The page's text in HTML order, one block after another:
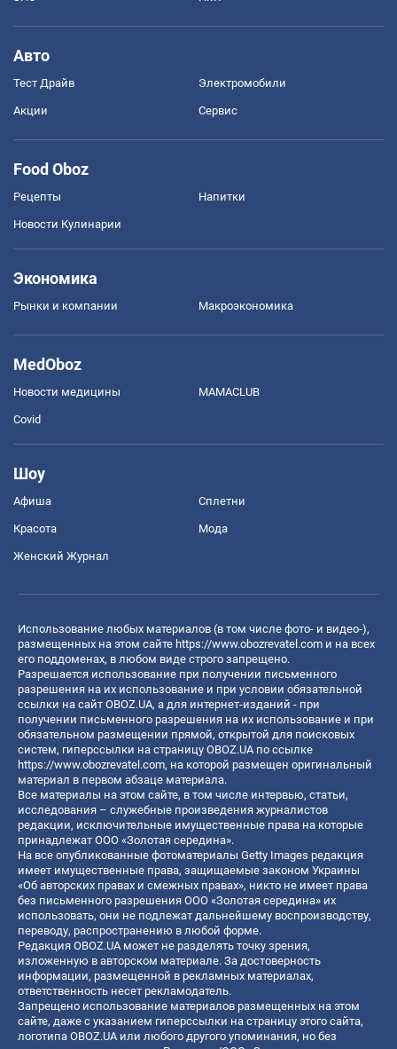
Авто
Тест Драйв Электромобили
Акции Сервис
Food Oboz
Рецепты Напитки
Новости Кулинарии
Экономика
Рынки и компании Mакроэкономика
MedOboz
Новости медицины MAMACLUB
Covid
Шоу
Афиша Сплетни
Красота Мода
Женский Журнал
Использование любых материалов (в том числе фото- и видео-),
размещенных на этом сайте https://www.obozrevatel.com и на всех
его поддоменах, в любом виде строго запрещено.
Разрешается использование при получении письменного
разрешения на их использование и при условии обязательной
ссылки на сайт OBOZ.UA, а для интернет-изданий - при
получении письменного разрешения на их использование и при
обязательном размещении прямой, открытой для поисковых
систем, гиперссылки на страницу OBOZ.UA по ссылке
https://www.obozrevatel.com, на которой размещен оригинальный
материал в первом абзаце материала.
Все материалы на этом сайте, в том числе интервью, статьи,
исследования – служебные произведения журналистов
редакции, исключительные имущественные права на которые
принадлежат ООО «Золотая середина».
На все опубликованные фотоматериалы Getty Images редакция
имеет имущественные права, защищаемые законом Украины
«Об авторских правах и смежных правах», никто не имеет права
без письменного разрешения ООО «Золотая середина» их
использовать, они не подлежат дальнейшему воспроизводству,
переводу, распространению в любой форме.
Редакция OBOZ.UA может не разделять точку зрения,
изложенную в авторском материале. За достоверность
информации, размещенной в рекламных материалах,
ответственность несет рекламодатель.
Запрещено использование материалов размещенных на этом
сайте, даже с указанием гиперссылки на страницу этого сайта,
логотипа OBOZ.UA или любого другого упоминания, но без